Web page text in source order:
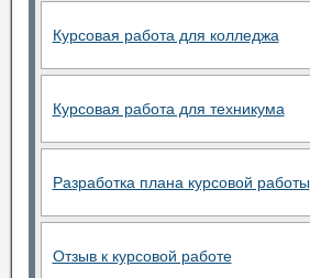
Курсовая работа для колледжа
Курсовая работа для техникума
Разработка плана курсовой работы
Отзыв к курсовой работе